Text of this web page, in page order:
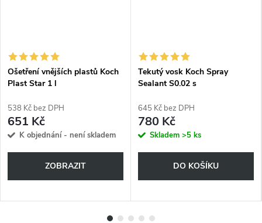
Ošetření vnějších plastů Koch
Plast Star 1 l
538 Kč bez DPH
651 Kč
K objednání - není skladem
ZOBRAZIT
Tekutý vosk Koch Spray
Sealant S0.02 s
645 Kč bez DPH
780 Kč
Skladem >5 ks
DO KOŠÍKU